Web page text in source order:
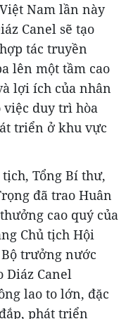
Nam lần này
Canel sẽ tạo
tác truyền
lên một tầm cao
lợi ích của nhân
việc duy trì hòa
triển ở khu vực
tịch, Tổng Bí thư,
đã trao Huân
cao quý của
Chủ tịch Hội
trưởng nước
Diáz Canel
lao to lớn, đặc
phát triển